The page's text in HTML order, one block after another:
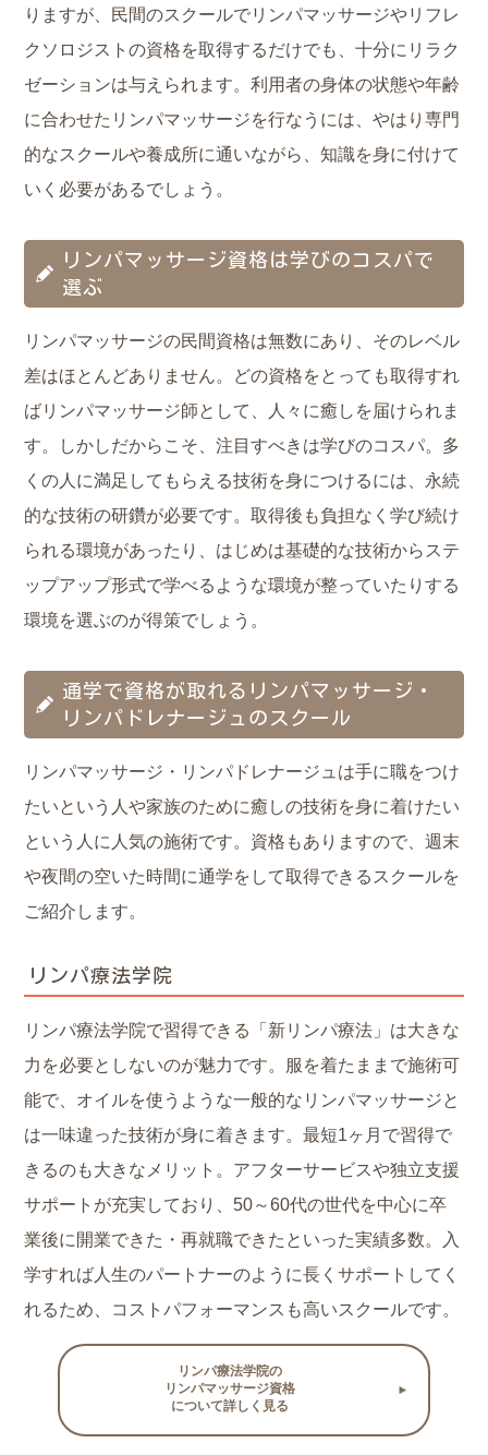
りますが、民間のスクールでリンパマッサージやリフレ
クソロジストの資格を取得するだけでも、十分にリラク
ゼーションは与えられます。利用者の身体の状態や年齢
に合わせたリンパマッサージを行なうには、やはり専門
的なスクールや養成所に通いながら、知識を身に付けて
いく必要があるでしょう。
リンパマッサージ資格は学びのコスパで
選ぶ
リンパマッサージの民間資格は無数にあり、そのレベル
差はほとんどありません。どの資格をとっても取得すれ
ばリンパマッサージ師として、人々に癒しを届けられま
す。しかしだからこそ、注目すべきは学びのコスパ。多
くの人に満足してもらえる技術を身につけるには、永続
的な技術の研鑽が必要です。取得後も負担なく学び続け
られる環境があったり、はじめは基礎的な技術からステ
ップアップ形式で学べるような環境が整っていたりする
環境を選ぶのが得策でしょう。
通学で資格が取れるリンパマッサージ・
リンパドレナージュのスクール
リンパマッサージ・リンパドレナージュは手に職をつけ
たいという人や家族のために癒しの技術を身に着けたい
という人に人気の施術です。資格もありますので、週末
や夜間の空いた時間に通学をして取得できるスクールを
ご紹介します。
リンパ療法学院
リンパ療法学院で習得できる「新リンパ療法」は大きな
力を必要としないのが魅力です。服を着たままで施術可
能で、オイルを使うような一般的なリンパマッサージと
は一味違った技術が身に着きます。最短1ヶ月で習得で
きるのも大きなメリット。アフターサービスや独立支援
サポートが充実しており、50～60代の世代を中心に卒
業後に開業できた・再就職できたといった実績多数。入
学すれば人生のパートナーのように長くサポートしてく
れるため、コストパフォーマンスも高いスクールです。
リンパ療法学院の
リンパマッサージ資格
について詳しく見る